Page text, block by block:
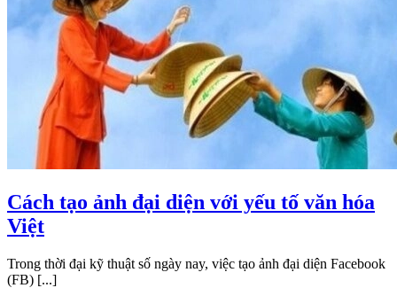
Cách tạo ảnh đại diện với yếu tố văn hóa
Việt
Trong thời đại kỹ thuật số ngày nay, việc tạo ảnh đại diện Facebook
(FB) [...]